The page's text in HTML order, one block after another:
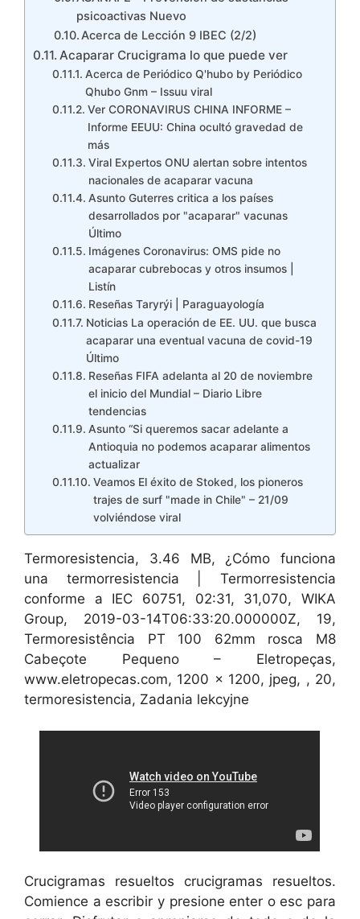
psicoactivas Nuevo
Acerca de Lección 9 IBEC (2/2)
Acaparar Crucigrama lo que puede ver
Acerca de Periódico Q'hubo by Periódico
Qhubo Gnm – Issuu viral
Ver CORONAVIRUS CHINA INFORME –
Informe EEUU: China ocultó gravedad de
más
Viral Expertos ONU alertan sobre intentos
nacionales de acaparar vacuna
Asunto Guterres critica a los países
desarrollados por "acaparar" vacunas
Último
Imágenes Coronavirus: OMS pide no
acaparar cubrebocas y otros insumos |
Listín
Reseñas Taryrýi | Paraguayología
Noticias La operación de EE. UU. que busca
acaparar una eventual vacuna de covid-19
Último
Reseñas FIFA adelanta al 20 de noviembre
el inicio del Mundial – Diario Libre
tendencias
Asunto “Si queremos sacar adelante a
Antioquia no podemos acaparar alimentos
actualizar
Veamos El éxito de Stoked, los pioneros
trajes de surf "made in Chile" – 21/09
volviéndose viral
Termoresistencia, 3.46 MB, ¿Cómo funciona
una termorresistencia | Termorresistencia
conforme a IEC 60751, 02:31, 31,070, WIKA
Group, 2019-03-14T06:33:20.000000Z, 19,
Termoresistência PT 100 62mm rosca M8
Cabeçote Pequeno – Eletropeças,
www.eletropecas.com, 1200 x 1200, jpeg, , 20,
termoresistencia, Zadania lekcyjne
Crucigramas resueltos crucigramas resueltos.
Comience a escribir y presione enter o esc para